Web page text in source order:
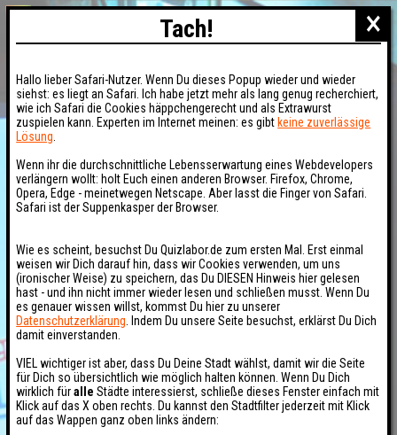
×
Tach!
Hallo lieber Safari-Nutzer. Wenn Du dieses Popup wieder und wieder
siehst: es liegt an Safari. Ich habe jetzt mehr als lang genug recherchiert,
wie ich Safari die Cookies häppchengerecht und als Extrawurst
zuspielen kann. Experten im Internet meinen: es gibt keine zuverlässige
Lösung
Wenn ihr die durchschnittliche Lebensserwartung eines Webdevelopers
verlängern wollt: holt Euch einen anderen Browser. Firefox, Chrome,
Opera, Edge - meinetwegen Netscape. Aber lasst die Finger von Safari.
Safari ist der Suppenkasper der Browser.
Wie es scheint, besuchst Du Quizlabor.de zum ersten Mal. Erst einmal
weisen wir Dich darauf hin, dass wir Cookies verwenden, um uns
(ironischer Weise) zu speichern, das Du DIESEN Hinweis hier gelesen
hast - und ihn nicht immer wieder lesen und schließen musst. Wenn Du
es genauer wissen willst, kommst Du hier zu unserer
Datenschutzerklärung . Indem Du unsere Seite besuchst, erklärst Du Dich
damit einverstanden.
VIEL wichtiger ist aber, dass Du Deine Stadt wählst, damit wir die Seite
für Dich so übersichtlich wie möglich halten können. Wenn Du Dich
wirklich füralle Städte interessierst, schließe dieses Fenster einfach mit
Klick auf das X oben rechts. Du kannst den Stadtfilter jederzeit mit Klick
auf das Wappen ganz oben links ändern: